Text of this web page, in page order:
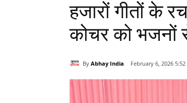
हजारों गीतों के
कोचर को भजनों
By Abhay India February 6, 2026